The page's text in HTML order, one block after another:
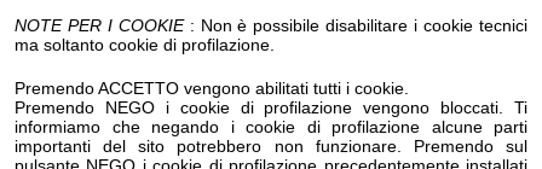
NOTE PER I COOKIE: Non è possibile disabilitare i cookie tecnici
ma soltanto cookie di profilazione.
Premendo ACCETTO vengono abilitati tutti i cookie.
Premendo NEGO i cookie di profilazione vengono bloccati. Ti
informiamo che negando i cookie di profilazione alcune parti
importanti del sito potrebbero non funzionare. Premendo sul
pulsante NEGO i cookie di profilazione precedentemente installati
Eventi Halloween Taggia Eventi Halloween Terzorio
Eventi Halloween TrioraEventi Halloween Vallebona
Eventi Halloween Vallecrosia al Mare
Eventi Halloween VasiaEventi Halloween Ventimiglia
Eventi Halloween VessalicoEventi Halloween Villa Faraldi
Eventi Halloween AndoraEventi Halloween Alassio